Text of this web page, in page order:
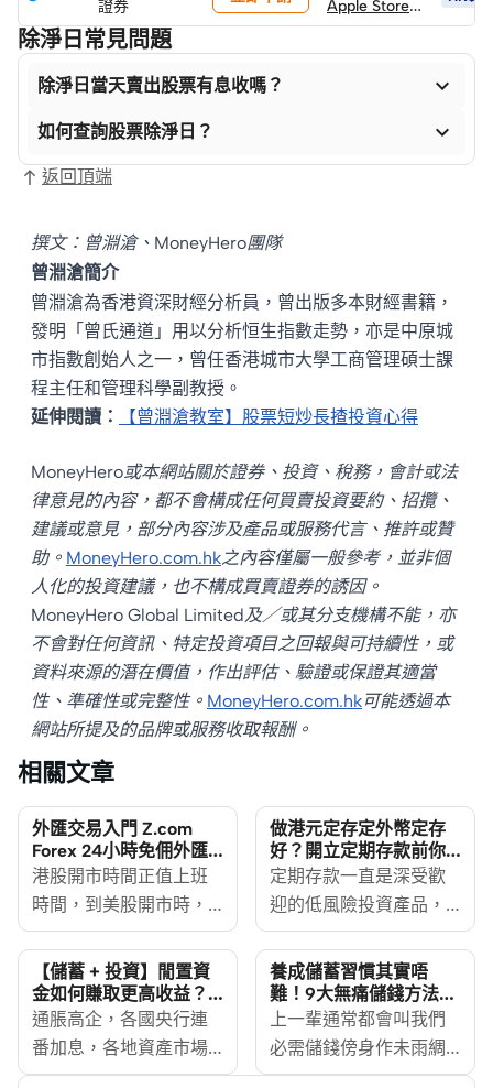
證券
Apple Store
禮品卡
除淨日常見問題
除淨日當天賣出股票有息收嗎？ 
如何查詢股票除淨日？ 
返回頂端
撰文：曾淵滄、MoneyHero團隊
曾淵滄簡介
曾淵滄為香港資深財經分析員，曾出版多本財經書籍，
發明「曾氏通道」用以分析恒生指數走勢，亦是中原城
市指數創始人之一，曾任香港城市大學工商管理碩士課
程主任和管理科學副教授。
延伸閱讀：
【曾淵滄教室】股票短炒長揸投資心得
MoneyHero或本網站關於證券、投資、稅務，會計或法
律意見的內容，都不會構成任何買賣投資要約、招攬、
建議或意見，部分內容涉及產品或服務代言、推許或贊
助。 MoneyHero.com.hk之內容僅屬一般參考，並非個
人化的投資建議，也不構成買賣證券的誘因。
MoneyHero Global Limited及／或其分支機構不能，亦
不會對任何資訊、特定投資項目之回報與可持續性，或
資料來源的潛在價值，作出評估、驗證或保證其適當
性、準確性或完整性。 MoneyHero.com.hk可能透過本
網站所提及的品牌或服務收取報酬。
相關文章
外匯交易入門 Z.com
Forex 24小時免佣外匯
交易平台優惠一覽
港股開市時間正值上班
時間，到美股開市時，
又要準備上床睡覺，打
工仔要踏足投資市場也
並非容易。但原來外匯
市場每周5日24小時運
作，投資者可按自己的
時間表，隨時、隨地進
做港元定存定外幣定存
好？開立定期存款前你
要知道的考慮因素及風
險
定期存款一直是深受歡
迎的低風險投資產品，
想賺盡定存息，做港元
定存定外幣定存好？甚
麼時候適合開立外幣定
期存款？定期存款是否
沒有任何風險？或者可
以同時留意有投資平台
【儲蓄 + 投資】閒置資
金如何賺取更高收益？
Syfe靈活寶4.7%預期年
化收益
通脹高企，各國央行連
番加息，各地資產市場
動盪，想有穩定收益的
養成儲蓄習慣其實唔
難！9大無痛儲錢方法
2025
上一輩通常都會叫我們
必需儲錢傍身作未雨綢
繆，一旦不幸失業、又